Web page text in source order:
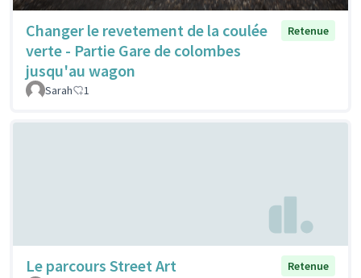
Changer le revetement de la coulée
verte - Partie Gare de colombes
jusqu'au wagon
Retenue
Sarah 1
Le parcours Street Art
Retenue